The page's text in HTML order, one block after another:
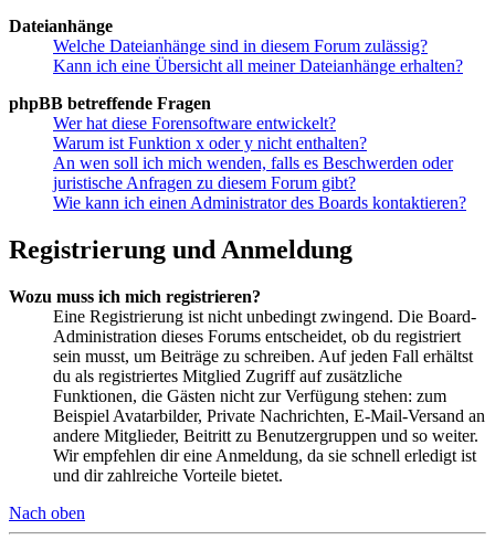
Dateianhänge
Welche Dateianhänge sind in diesem Forum zulässig?
Kann ich eine Übersicht all meiner Dateianhänge erhalten?
phpBB betreffende Fragen
Wer hat diese Forensoftware entwickelt?
Warum ist Funktion x oder y nicht enthalten?
An wen soll ich mich wenden, falls es Beschwerden oder
juristische Anfragen zu diesem Forum gibt?
Wie kann ich einen Administrator des Boards kontaktieren?
Registrierung und Anmeldung
Wozu muss ich mich registrieren?
Eine Registrierung ist nicht unbedingt zwingend. Die Board-
Administration dieses Forums entscheidet, ob du registriert
sein musst, um Beiträge zu schreiben. Auf jeden Fall erhältst
du als registriertes Mitglied Zugriff auf zusätzliche
Funktionen, die Gästen nicht zur Verfügung stehen: zum
Beispiel Avatarbilder, Private Nachrichten, E-Mail-Versand an
andere Mitglieder, Beitritt zu Benutzergruppen und so weiter.
Wir empfehlen dir eine Anmeldung, da sie schnell erledigt ist
und dir zahlreiche Vorteile bietet.
Nach oben